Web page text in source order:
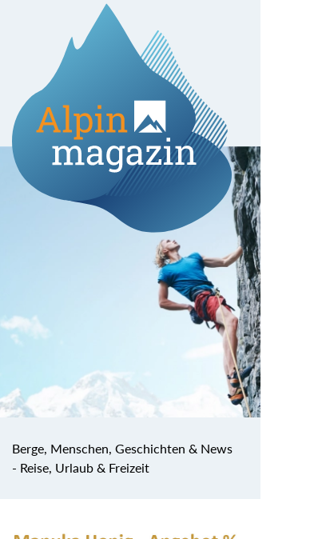
Berge, Menschen, Geschichten & News
- Reise, Urlaub & Freizeit